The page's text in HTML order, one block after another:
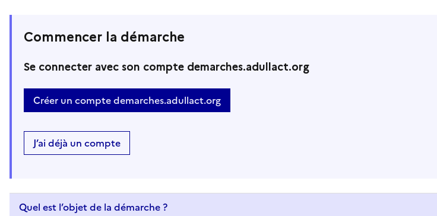
Commencer la démarche
Se connecter avec son compte demarches.adullact.org
Créer un compte demarches.adullact.org
J’ai déjà un compte
Quel est l’objet de la démarche ?